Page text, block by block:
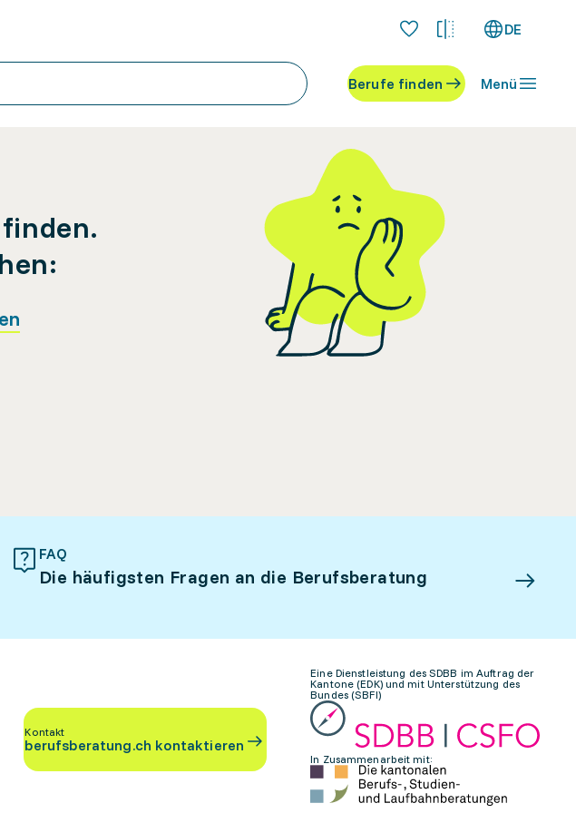
DE
Berufe finden Menü
FAQ
Die häufigsten Fragen an die Berufsberatung
Kontakt
berufsberatung.ch kontaktieren
Eine Dienstleistung des SDBB im Auftrag der
Kantone (EDK) und mit Unterstützung des
Bundes (SBFI)
In Zusammenarbeit mit: